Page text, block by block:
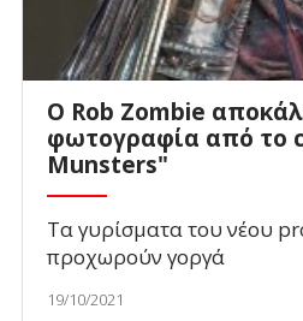
Ο Rob Zombie
φωτογραφία από το
Munsters"
Tα γυρίσματα του νέου
προχωρούν γοργά
19/10/2021